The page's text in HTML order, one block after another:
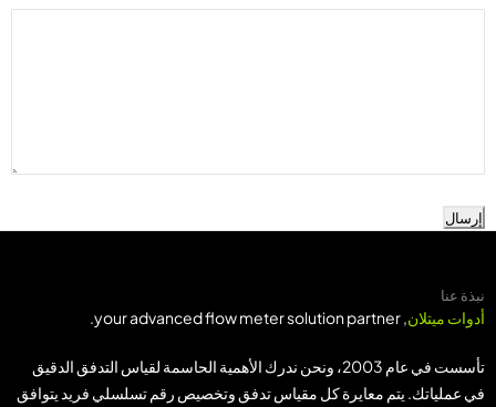
إرسال
نبذة عنا
أدوات ميتلان, your advanced flow meter solution partner.
تأسست في عام 2003، ونحن ندرك الأهمية الحاسمة لقياس التدفق الدقيق
في عملياتك. يتم معايرة كل مقياس تدفق وتخصيص رقم تسلسلي فريد يتوافق